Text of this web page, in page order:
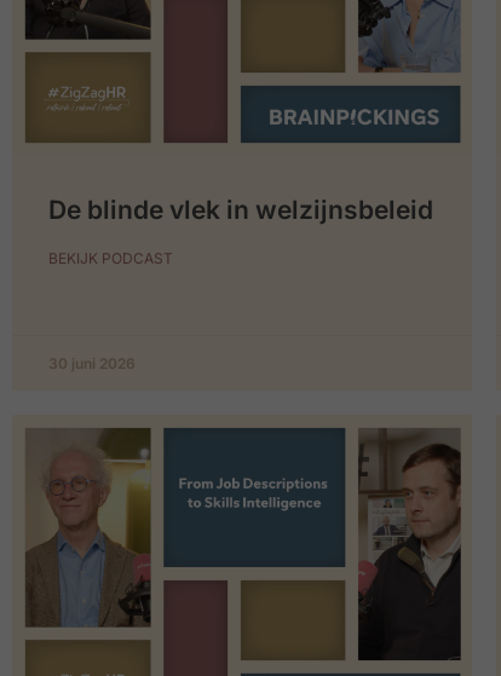
De blinde vlek in welzijnsbeleid
BEKIJK PODCAST
30 juni 2026